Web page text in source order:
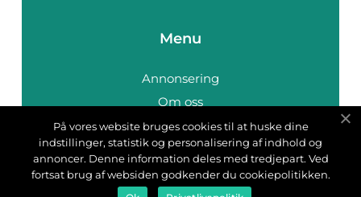
Menu
Annonsering
Om oss
Cookies
Kontakta oss
Sitemap
På vores website bruges cookies til at huske dine
indstillinger, statistik og personalisering af indhold og
annoncer. Denne information deles med tredjepart. Ved
fortsat brug af websiden godkender du cookiepolitikken.